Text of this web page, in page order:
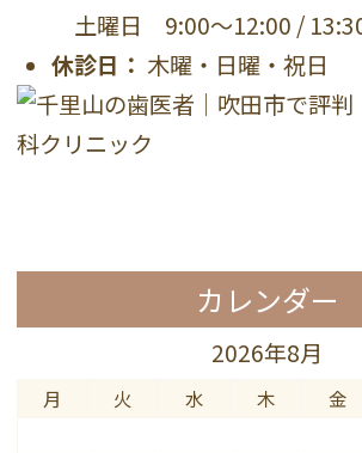
土曜日 9:00〜12:00 /
休診日： 木曜・日曜・祝日
カレンダー
2026年8月
月 火 水 木 金